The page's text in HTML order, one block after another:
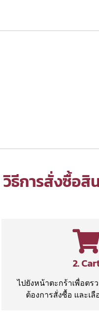
วิธีการสั่งซื้อสิ
2.
ไปยังหน้าตะกร้าเพื่อต
ต้องการสั่งซื้อ และเ